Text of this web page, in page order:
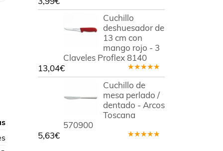
Cuchillo
deshuesador de
13 cm con
mango rojo - 3
Claveles Proflex 8140
Valorado
en5.00
5
13,04€
Cuchillo de
mesa perlado /
dentado - Arcos
Toscana
570900
5,63€